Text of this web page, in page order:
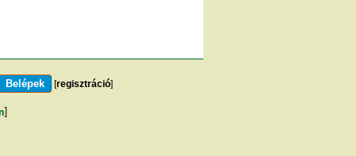
[regisztráció]